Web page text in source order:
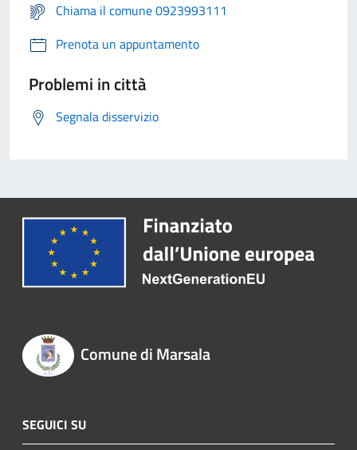
Chiama il comune 0923993111
Prenota un appuntamento
Problemi in città
Segnala disservizio
Comune di Marsala
SEGUICI SU